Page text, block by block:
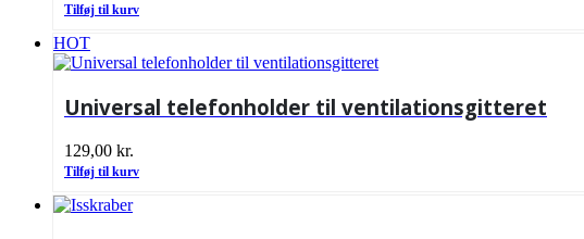
Tilføj til kurv
HOT
Universal telefonholder til ventilationsgitteret
129,00 kr.
Tilføj til kurv